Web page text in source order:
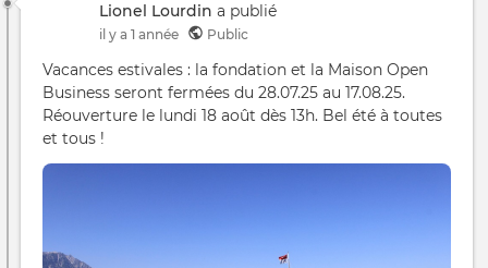
Lionel Lourdin a publié
il y a 1 année Public
Vacances estivales : la fondation et la Maison Open
Business seront fermées du 28.07.25 au 17.08.25.
Réouverture le lundi 18 août dès 13h. Bel été à toutes
et tous !